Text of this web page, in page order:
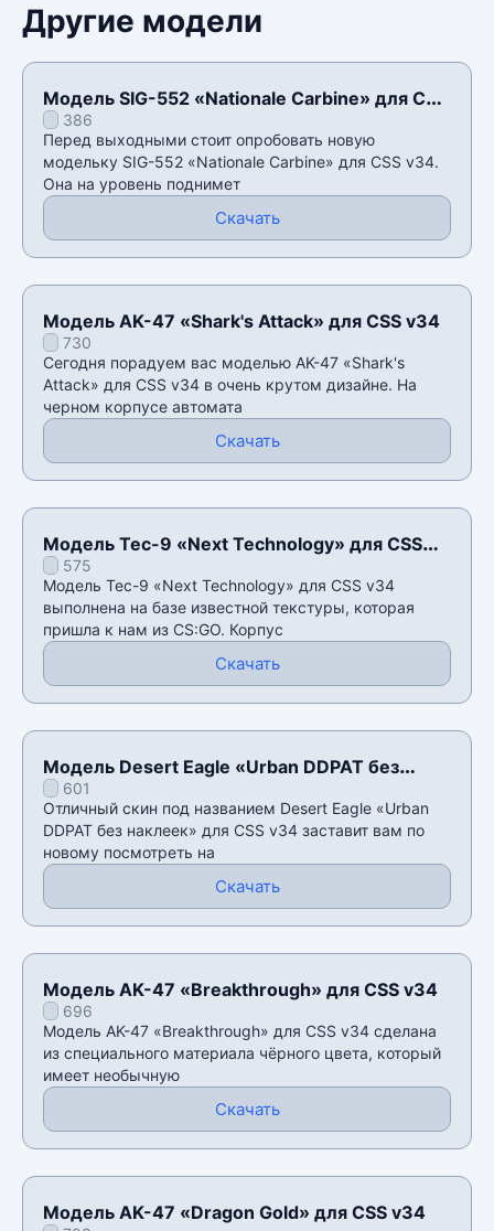
Другие модели
Модель SIG-552 «Nationale Carbine» для CSS
v34386
Перед выходными стоит опробовать новую
модельку SIG-552 «Nationale Carbine» для CSS v34.
Она на уровень поднимет
Скачать
Модель AK-47 «Shark's Attack» для CSS v34
730
Сегодня порадуем вас моделью AK-47 «Shark's
Attack» для CSS v34 в очень крутом дизайне. На
черном корпусе автомата
Скачать
Модель Tec-9 «Next Technology» для CSS
v34575
Модель Tec-9 «Next Technology» для CSS v34
выполнена на базе известной текстуры, которая
пришла к нам из CS:GO. Корпус
Скачать
Модель Desert Eagle «Urban DDPAT без
наклеек» для CSS v34
601
Отличный скин под названием Desert Eagle «Urban
DDPAT без наклеек» для CSS v34 заставит вам по
новому посмотреть на
Скачать
Модель AK-47 «Breakthrough» для CSS v34
696
Модель AK-47 «Breakthrough» для CSS v34 сделана
из специального материала чëрного цвета, который
имеет необычную
Скачать
Модель AK-47 «Dragon Gold» для CSS v34